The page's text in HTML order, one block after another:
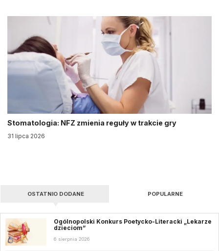
Stomatologia: NFZ zmienia reguły w trakcie gry
31 lipca 2026
OSTATNIO DODANE POPULARNE
Ogólnopolski Konkurs Poetycko-Literacki „Lekarze
dzieciom”
6 sierpnia 2026